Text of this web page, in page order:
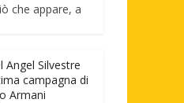
che appare, a
Angel Silvestre
campagna di
Armani